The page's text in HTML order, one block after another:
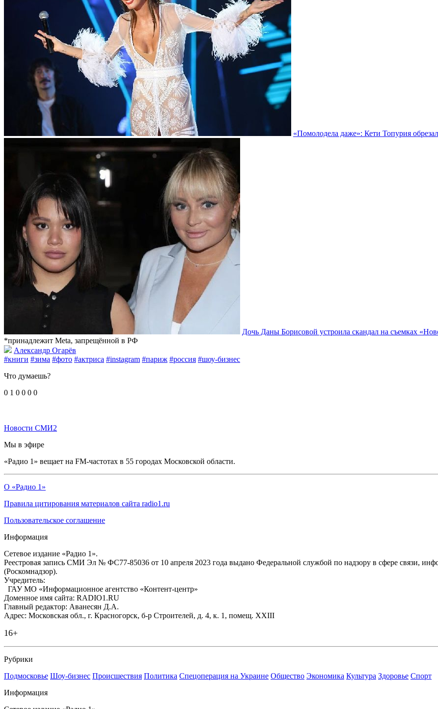
«Помолодела даже»: Кети Топурия
Дочь Даны Борисовой устроила скандал на съемках
*принадлежит Meta, запрещённой в РФ
Александр Огарёв
#книги #зима #фото #актриса #instagram #париж #россия #шоу-бизнес
Что думаешь?
0 1 0 0 0 0
Новости СМИ2
Мы в эфире
«Радио 1» вещает на FM-частотах в 55 городах Московской области.
О «Радио 1»
Правила цитирования материалов сайта radio1.ru
Пользовательское соглашение
Информация
Сетевое издание «Радио 1».
Реестровая запись СМИ Эл № ФС77-85036 от 10 апреля 2023 года выдано Федеральной службой по надзору в сфере связи,
(Роскомнадзор).
Учредитель:
ГАУ МО «Информационное агентство «Контент-центр»
Доменное имя сайта: RADIO1.RU
Главный редактор: Аванесян Д.А.
Адрес: Московская обл., г. Красногорск, б-р Строителей, д. 4, к. 1, помещ. XXIII
16+
Рубрики
Подмосковье Шоу-бизнес Происшествия Политика Спецоперация на Украине Общество Экономика Культура Здоровье Спорт
Информация